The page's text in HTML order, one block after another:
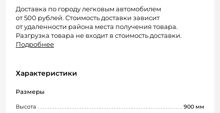
гофрокартон. Схема сборки предоставляется.
Доставка по городу легковым автомобилем
от 500 рублей. Стоимость доставки зависит
от удаленности района места получения товара.
Разгрузка товара не входит в стоимость доставки.
Подробнее
Характеристики
Размеры
Высота
900 мм